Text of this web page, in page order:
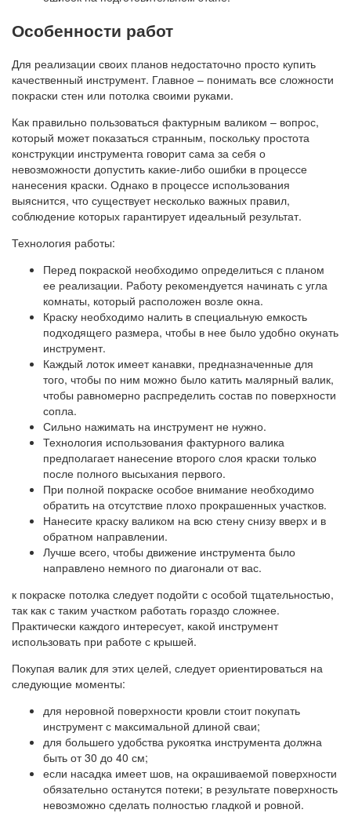
Особенности работ
Для реализации своих планов недостаточно просто купить
качественный инструмент. Главное – понимать все сложности
покраски стен или потолка своими руками.
Как правильно пользоваться фактурным валиком – вопрос,
который может показаться странным, поскольку простота
конструкции инструмента говорит сама за себя о
невозможности допустить какие-либо ошибки в процессе
нанесения краски. Однако в процессе использования
выяснится, что существует несколько важных правил,
соблюдение которых гарантирует идеальный результат.
Технология работы:
Перед покраской необходимо определиться с планом
ее реализации. Работу рекомендуется начинать с угла
комнаты, который расположен возле окна.
Краску необходимо налить в специальную емкость
подходящего размера, чтобы в нее было удобно окунать
инструмент.
Каждый лоток имеет канавки, предназначенные для
того, чтобы по ним можно было катить малярный валик,
чтобы равномерно распределить состав по поверхности
сопла.
Сильно нажимать на инструмент не нужно.
Технология использования фактурного валика
предполагает нанесение второго слоя краски только
после полного высыхания первого.
При полной покраске особое внимание необходимо
обратить на отсутствие плохо прокрашенных участков.
Нанесите краску валиком на всю стену снизу вверх и в
обратном направлении.
Лучше всего, чтобы движение инструмента было
направлено немного по диагонали от вас.
к покраске потолка следует подойти с особой тщательностью,
так как с таким участком работать гораздо сложнее.
Практически каждого интересует, какой инструмент
использовать при работе с крышей.
Покупая валик для этих целей, следует ориентироваться на
следующие моменты:
для неровной поверхности кровли стоит покупать
инструмент с максимальной длиной сваи;
для большего удобства рукоятка инструмента должна
быть от 30 до 40 см;
если насадка имеет шов, на окрашиваемой поверхности
обязательно останутся потеки; в результате поверхность
невозможно сделать полностью гладкой и ровной.